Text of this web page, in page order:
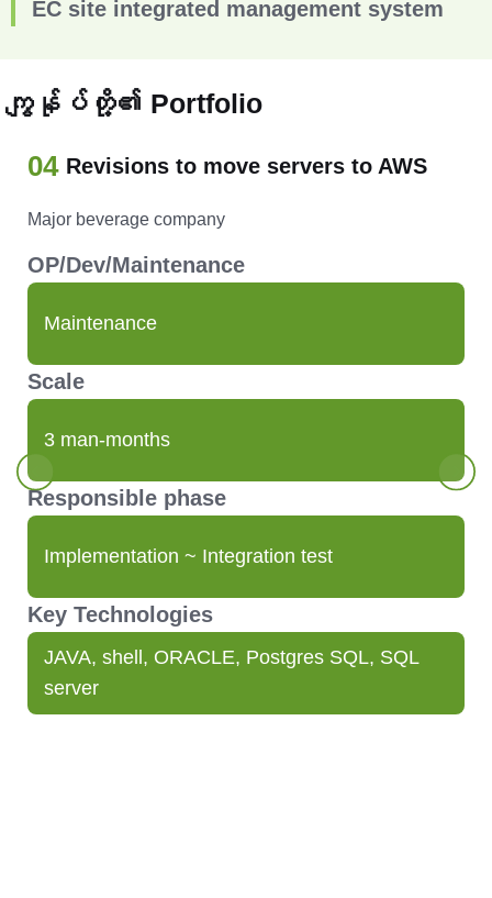
EC site integrated management system
ကျွန်ုပ်တို့၏ Portfolio
04 Revisions to move servers to AWS
Major beverage company
OP/Dev/Maintenance
Maintenance
Scale
3 man-months
Responsible phase
Implementation ~ Integration test
Key Technologies
JAVA, shell, ORACLE, Postgres SQL, SQL
server